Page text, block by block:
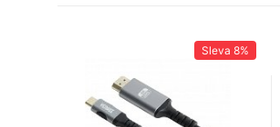
Sleva 8%